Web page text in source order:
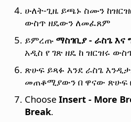
ሁለት-ጊዜ ይጫኑ ስሙን
ውስጥ ዘዴውን ለመፈጸም
ይምረጡ ማስገቢያ - ራስጌ እና
አዲስ የ ገጽ ዘዴ ከ ዝርዝሩ
ጽሁፍ ይጻፉ እንደ ራስጌ
መጠቆሚያውን በ ዋናው ጽሁፍ
Choose Insert - More
Break.